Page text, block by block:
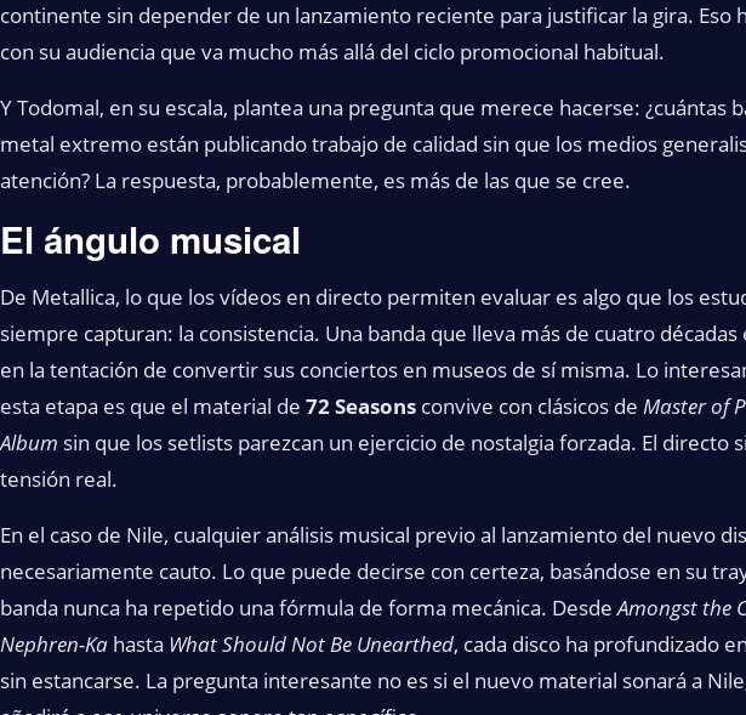
continente sin depender de un lanzamiento reciente para justificar la gira. Eso
con su audiencia que va mucho más allá del ciclo promocional habitual.
Y Todomal, en su escala, plantea una pregunta que merece hacerse: ¿cuántas
metal extremo están publicando trabajo de calidad sin que los medios
atención? La respuesta, probablemente, es más de las que se cree.
El ángulo musical
De Metallica, lo que los vídeos en directo permiten evaluar es algo que los
siempre capturan: la consistencia. Una banda que lleva más de cuatro
en la tentación de convertir sus conciertos en museos de sí misma. Lo
esta etapa es que el material de 72 Seasons convive con clásicos de Master of
Album sin que los setlists parezcan un ejercicio de nostalgia forzada. El directo
tensión real.
En el caso de Nile, cualquier análisis musical previo al lanzamiento del nuevo
necesariamente cauto. Lo que puede decirse con certeza, basándose en su
banda nunca ha repetido una fórmula de forma mecánica. DesdeAmongst the
Nephren-Ka hasta What Should Not Be Unearthed, cada disco ha profundizado
sin estancarse. La pregunta interesante no es si el nuevo material sonará a